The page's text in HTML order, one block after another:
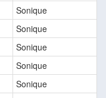
Sonique
Sonique
Sonique
Sonique
Sonique